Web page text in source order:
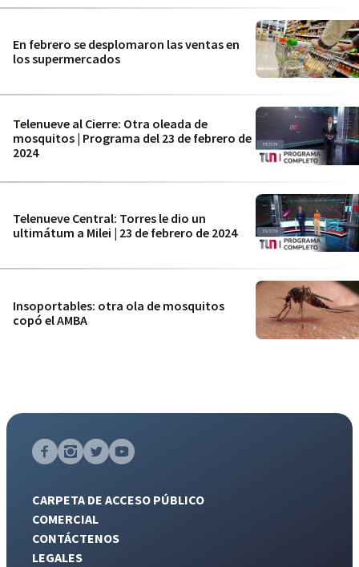
En febrero se desplomaron las ventas en
los supermercados
Telenueve al Cierre: Otra oleada de
mosquitos | Programa del 23 de febrero de
2024
Telenueve Central: Torres le dio un
ultimátum a Milei | 23 de febrero de 2024
Insoportables: otra ola de mosquitos
copó el AMBA
CARPETA DE ACCESO PÚBLICO
COMERCIAL
CONTÁCTENOS
LEGALES